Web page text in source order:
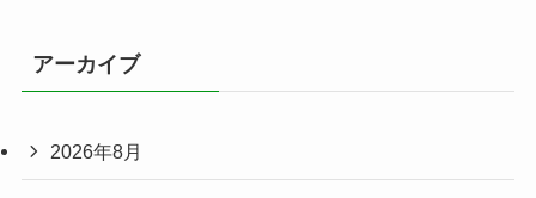
アーカイブ
2026年8月